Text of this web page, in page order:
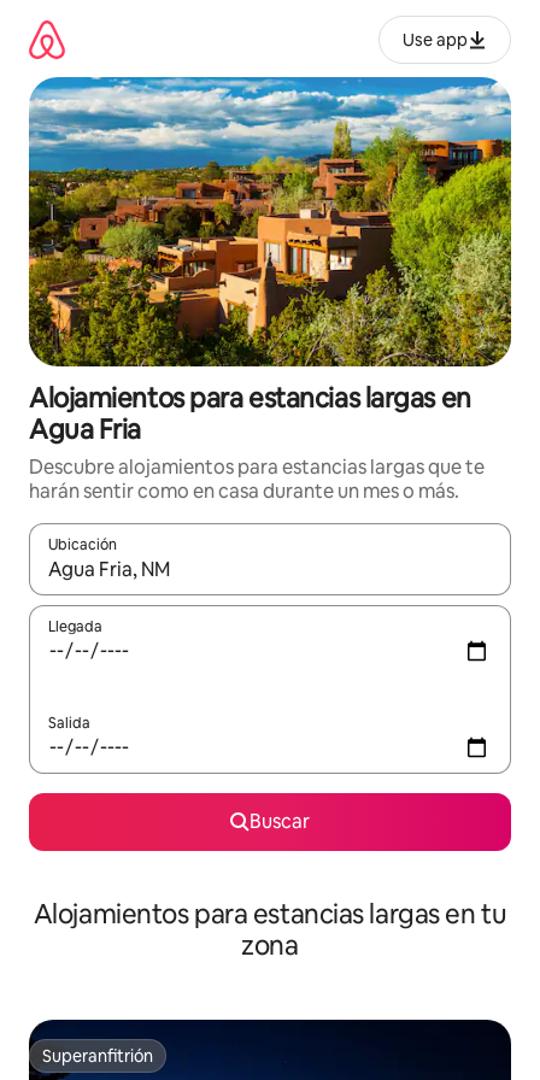
contenido
Use app
Alojamientos para estancias largas en
Agua Fria
Descubre alojamientos para estancias largas que te
harán sentir como en casa durante un mes o más.
Ubicación
Cuando los resultados estén disponibles, podrás navegar
Llegada
Salida
Buscar
Alojamientos para estancias largas en tu
zona
Superanfitrión
Superanfitrión